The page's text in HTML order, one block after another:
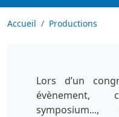
Accueil Productions
Lors d’un
évènement,